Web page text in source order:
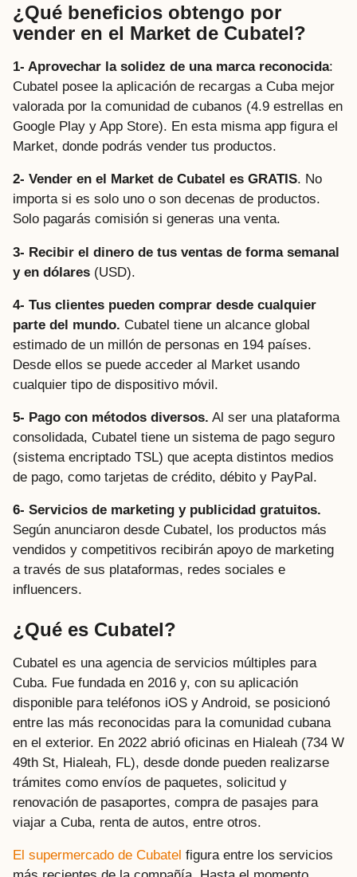
¿Qué beneficios obtengo por
vender en el Market de Cubatel?
1- Aprovechar la solidez de una marca reconocida:
Cubatel posee la aplicación de recargas a Cuba mejor
valorada por la comunidad de cubanos (4.9 estrellas en
Google Play y App Store). En esta misma app figura el
Market, donde podrás vender tus productos.
2- Vender en el Market de Cubatel es GRATIS. No
importa si es solo uno o son decenas de productos.
Solo pagarás comisión si generas una venta.
3- Recibir el dinero de tus ventas de forma semanal
y en dólares (USD).
4- Tus clientes pueden comprar desde cualquier
parte del mundo. Cubatel tiene un alcance global
estimado de un millón de personas en 194 países.
Desde ellos se puede acceder al Market usando
cualquier tipo de dispositivo móvil.
5- Pago con métodos diversos. Al ser una plataforma
consolidada, Cubatel tiene un sistema de pago seguro
(sistema encriptado TSL) que acepta distintos medios
de pago, como tarjetas de crédito, débito y PayPal.
6- Servicios de marketing y publicidad gratuitos.
Según anunciaron desde Cubatel, los productos más
vendidos y competitivos recibirán apoyo de marketing
a través de sus plataformas, redes sociales e
influencers.
¿Qué es Cubatel?
Cubatel es una agencia de servicios múltiples para
Cuba. Fue fundada en 2016 y, con su aplicación
disponible para teléfonos iOS y Android, se posicionó
entre las más reconocidas para la comunidad cubana
en el exterior. En 2022 abrió oficinas en Hialeah (734 W
49th St, Hialeah, FL), desde donde pueden realizarse
trámites como envíos de paquetes, solicitud y
renovación de pasaportes, compra de pasajes para
viajar a Cuba, renta de autos, entre otros.
El supermercado de Cubatel figura entre los servicios